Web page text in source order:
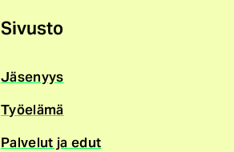
Sivusto
Jäsenyys
Työelämä
Palvelut ja edut